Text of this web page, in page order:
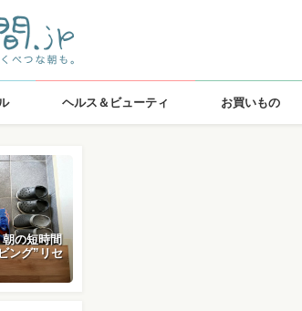
ヘルス＆ビューティ お買いもの
の短時間
ング”リセ